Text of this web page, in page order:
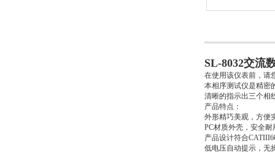
SL-8032交流
在使用该仪表前，请
本相序测试仪是精密
清晰的指示出三个相
产品特点：
外形精巧美观，方便
PC材质外壳，安全耐
产品设计符合
低电压自动提示，无